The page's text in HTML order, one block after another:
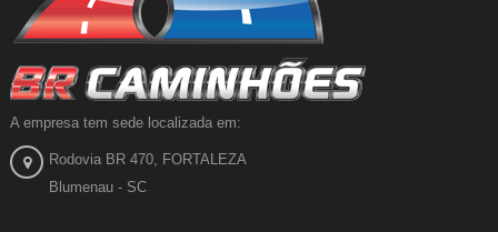
A empresa tem sede localizada em:
Rodovia BR 470, FORTALEZA
Blumenau - SC